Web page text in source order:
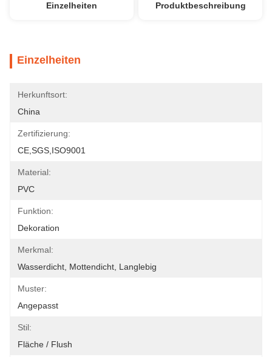
Einzelheiten Produktbeschreibung
Einzelheiten
Herkunftsort:
China
Zertifizierung:
CE,SGS,ISO9001
Material:
PVC
Funktion:
Dekoration
Merkmal:
Wasserdicht, Mottendicht, Langlebig
Muster:
Angepasst
Stil:
Fläche / Flush